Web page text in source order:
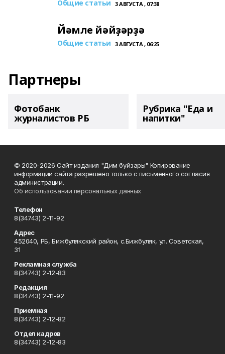
Общие статьи 3 АВГУСТА , 07:38
Йәмле йәйҙәрҙә
Общие статьи 3 АВГУСТА , 06:25
Партнеры
Фотобанк
журналистов РБ
Рубрика "Еда и
напитки"
© 2020-2026 Сайт издания "Дим буйзары" Копирование
информации сайта разрешено только с письменного согласия
администрации.
Об использовании персональных данных
Телефон
8(34743) 2-11-92
Адрес
452040, РБ, Бижбулякский район, с.Бижбуляк, ул. Советская,
31
Рекламная служба
8(34743) 2-12-83
Редакция
8(34743) 2-11-92
Приемная
8(34743) 2-12-82
Отдел кадров
8(34743) 2-12-83